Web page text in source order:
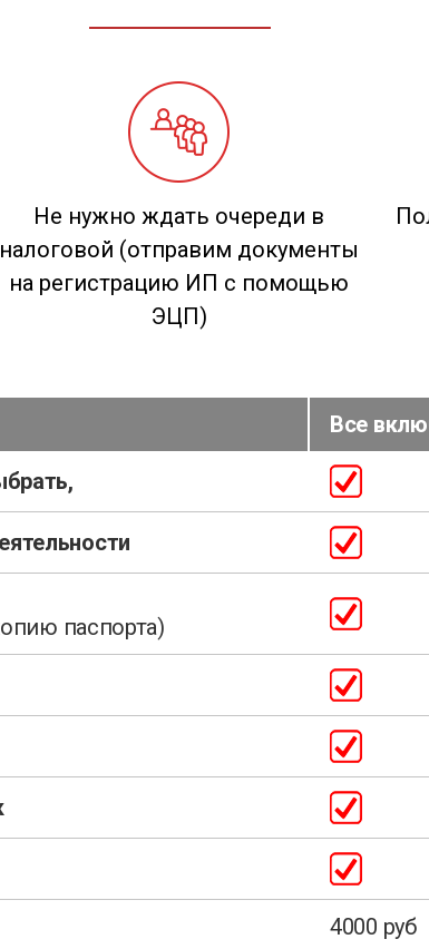
Не нужно ждать очереди в
налоговой (отправим документы
на регистрацию ИП с помощью
ЭЦП)
Все
паспорта)
4000 руб